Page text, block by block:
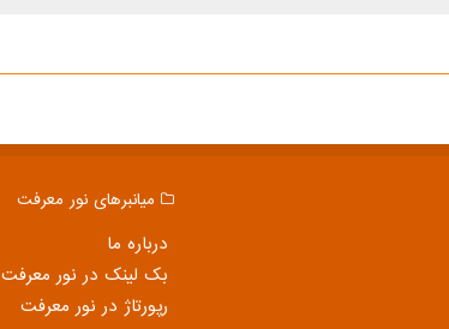
میانبرهای نور معرفت
درباره ما
بک لینک در نور معرفت
رپورتاژ در نور معرفت